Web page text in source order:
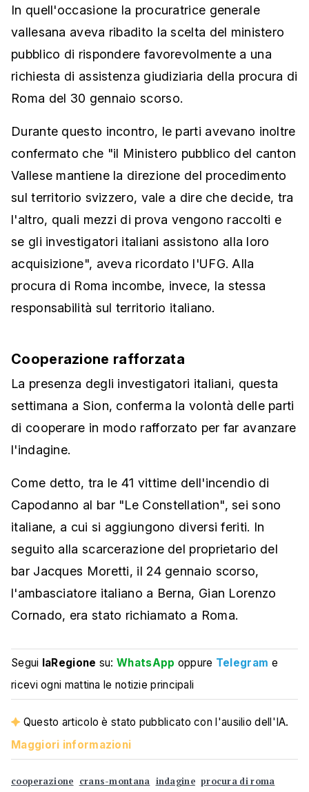
In quell'occasione la procuratrice generale
vallesana aveva ribadito la scelta del ministero
pubblico di rispondere favorevolmente a una
richiesta di assistenza giudiziaria della procura di
Roma del 30 gennaio scorso.
Durante questo incontro, le parti avevano inoltre
confermato che "il Ministero pubblico del canton
Vallese mantiene la direzione del procedimento
sul territorio svizzero, vale a dire che decide, tra
l'altro, quali mezzi di prova vengono raccolti e
se gli investigatori italiani assistono alla loro
acquisizione", aveva ricordato l'UFG. Alla
procura di Roma incombe, invece, la stessa
responsabilità sul territorio italiano.
Cooperazione rafforzata
La presenza degli investigatori italiani, questa
settimana a Sion, conferma la volontà delle parti
di cooperare in modo rafforzato per far avanzare
l'indagine.
Come detto, tra le 41 vittime dell'incendio di
Capodanno al bar "Le Constellation", sei sono
italiane, a cui si aggiungono diversi feriti. In
seguito alla scarcerazione del proprietario del
bar Jacques Moretti, il 24 gennaio scorso,
l'ambasciatore italiano a Berna, Gian Lorenzo
Cornado, era stato richiamato a Roma.
Segui laRegione su:WhatsApp oppure Telegram e
ricevi ogni mattina le notizie principali
Questo articolo è stato pubblicato con l'ausilio dell'IA.
Maggiori informazioni
cooperazione crans-montana indagine procura di roma